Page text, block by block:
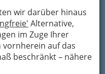
wir darüber hinaus
Alternative,
im Zuge Ihrer
vornherein auf das
beschränkt – nähere
und
begannen nun